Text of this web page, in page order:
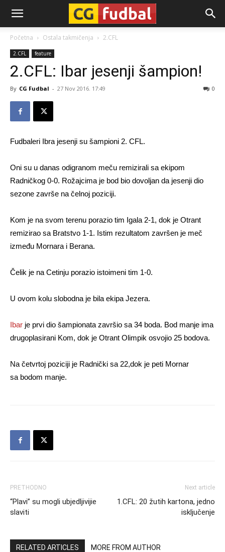
CG-
Fudbal
Početna Ostala takmičenja 2.CFL
2.CFL feature
2.CFL: Ibar jesenji šampion!
By CG Fudbal - 27 Nov 2016. 17:49 0
Fudbaleri Ibra jesenji su šampioni 2. CFL.
Oni su u danas odigranom meču remizirali sa ekipom
Radničkog 0-0. Rožajcima je bod bio dovoljan da jesenji dio
sezone završe na čelnoj poziciji.
Kom je na svom terenu porazio tim Igala 2-1, dok je Otrant
remizirao sa Bratstvo 1-1. Istim rezultatom završen je meč
između Mornara i Berana.
Čelik je na Cetinju porazio istoimeni tim 1-0.
U ovom kolu slobodna je bila ekipa Jezera.
Ibar je prvi dio šampionata završio sa 34 boda. Bod manje ima
drugoplasirani Kom, dok je Otrant Olimpik osvojio 25 bodova.
Na četvrtoj poziciji je Radnički sa 22,dok je peti Mornar
sa bodom manje.
PRETHODNO
“Plavi” su mogli ubjedljivijie
slaviti
Next article
1.CFL: 20 žutih kartona, jedno
isključenje
RELATED ARTICLES MORE FROM AUTHOR